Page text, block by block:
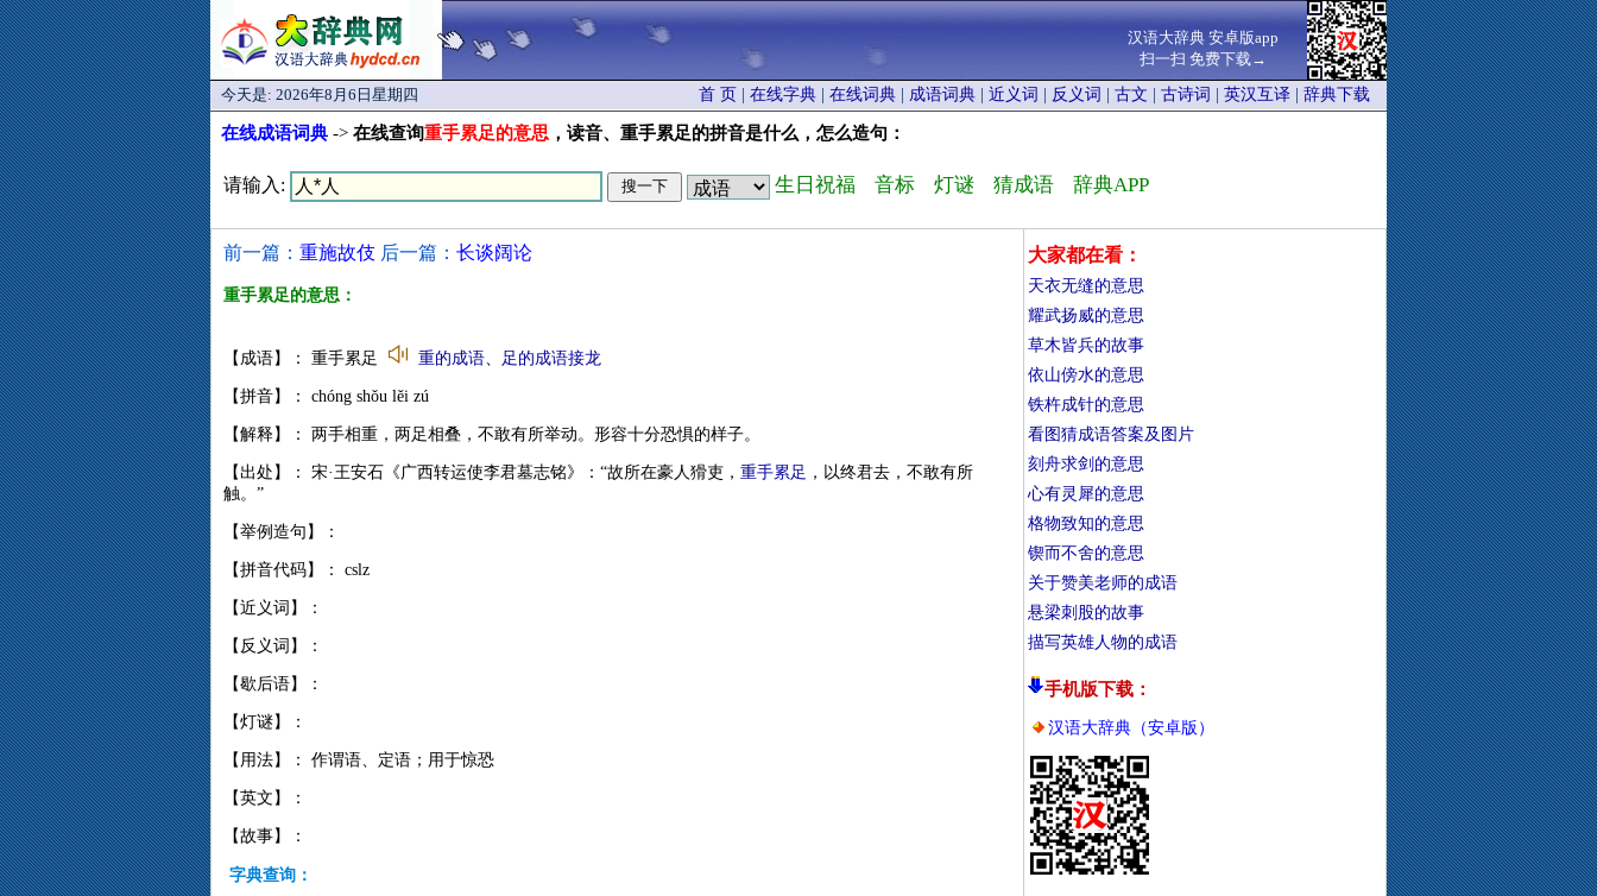
汉语大辞典 安卓版app
扫一扫 免费下载→
今天是: 2026年8月6日星期四 首 页 在线字典 在线词典 成语词典 近义词 反义词 古文 古诗词 英汉互译 辞典下载
在线成语词典 -> 在线查询重手累足的意思 ，读音、重手累足的拼音是什么，怎么造句：
请输入: 生日祝福 音标 灯谜 猜成语 辞典APP
前一篇： 重施故伎 后一篇： 长谈阔论
重手累足的意思：
【成语】： 重手累足 重的成语、 足的成语接龙
【拼音】： chóng shǒu lěi zú
【解释】： 两手相重，两足相叠，不敢有所举动。形容十分恐惧的样子。
【出处】： 宋·王安石《广西转运使李君墓志铭》：“故所在豪人猾吏， 重手累足 ，以终君去，不敢有所
触。”
【举例造句】：
【拼音代码】： cslz
【近义词】：
【反义词】：
【歇后语】：
【灯谜】：
【用法】： 作谓语、定语；用于惊恐
【英文】：
【故事】：
字典查询：
大家都在看：
天衣无缝的意思
耀武扬威的意思
草木皆兵的故事
依山傍水的意思
铁杵成针的意思
看图猜成语答案及图片
刻舟求剑的意思
心有灵犀的意思
格物致知的意思
锲而不舍的意思
关于赞美老师的成语
悬梁刺股的故事
描写英雄人物的成语
手机版下载：
汉语大辞典（安卓版）